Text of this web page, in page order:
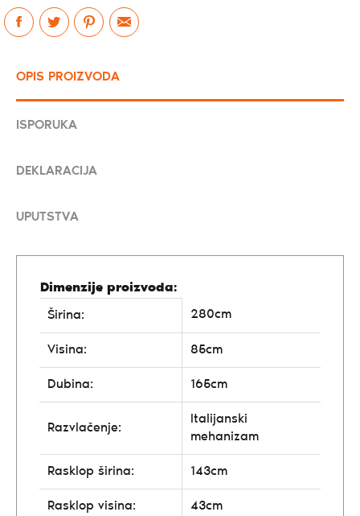
OPIS PROIZVODA
ISPORUKA
DEKLARACIJA
UPUTSTVA
Dimenzije proizvoda:
Širina:
280cm
Visina: 85cm
Dubina: 165cm
Razvlačenje:
Italijanski
mehanizam
Rasklop širina: 143cm
Rasklop visina: 43cm